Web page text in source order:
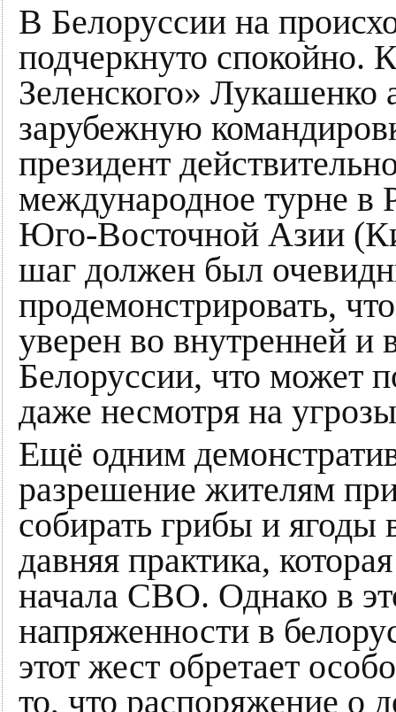
В Белоруссии на
подчеркнуто спокойно.
Зеленского»
зарубежную
президент
международное турне в
Юго-Восточной Азии
шаг должен был
продемонстрировать,
уверен во внутренней и
Белоруссии, что может
даже несмотря на
Ещё одним
разрешение жителям
собирать грибы и ягоды
давняя практика,
начала СВО. Однако в
напряженности в
этот жест обретает
то, что распоряжение о